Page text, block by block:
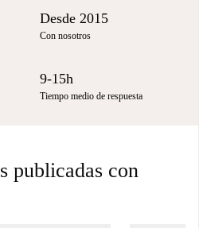
Desde 2015
Con nosotros
9-15h
Tiempo medio de respuesta
publicadas con